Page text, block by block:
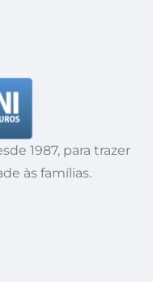
1987, para trazer
às famílias.